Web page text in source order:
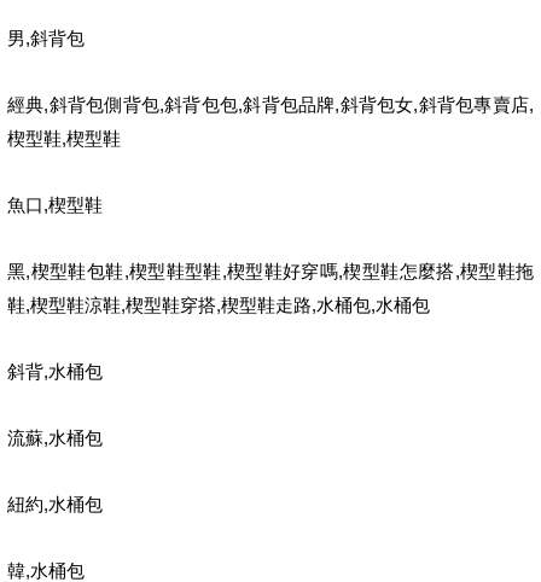
男,斜背包
經典,斜背包側背包,斜背包包,斜背包品牌,斜背包女,斜背包專賣店,
楔型鞋,楔型鞋
魚口,楔型鞋
黑,楔型鞋包鞋,楔型鞋型鞋,楔型鞋好穿嗎,楔型鞋怎麼搭,楔型鞋拖
鞋,楔型鞋涼鞋,楔型鞋穿搭,楔型鞋走路,水桶包,水桶包
斜背,水桶包
流蘇,水桶包
紐約,水桶包
韓,水桶包